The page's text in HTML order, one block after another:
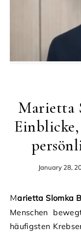
Marietta
January 28,
Marietta Slomka
Menschen
häufigsten